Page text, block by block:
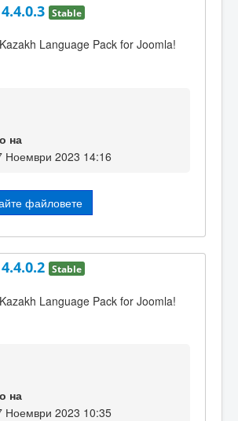
Stable
Language Pack for Joomla!
на
Ноември 2023 14:16
файловете
Stable
Language Pack for Joomla!
на
Ноември 2023 10:35